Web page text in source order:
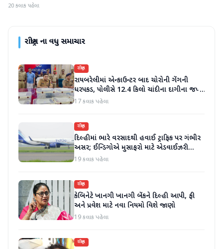
20 કલાક પહેલા
રાષ્ટ્રીયના વધુ સમાચાર
રાષ્ટ્રીય
રાયબરેલીમાં એન્કાઉન્ટર બાદ ચોરોની ગેંગની
ધરપકડ, પોલીસે 12.4 કિલો ચાંદીના દાગીના જપ્ત
કર્યા
17 કલાક પહેલા
રાષ્ટ્રીય
દિલ્હીમાં ભારે વરસાદથી હવાઈ ટ્રાફિક પર ગંભીર
અસર; ઈન્ડિગોએ મુસાફરો માટે એડવાઈઝરી
જાહેર કરી
19 કલાક પહેલા
રાષ્ટ્રીય
કેબિનેટે ખાનગી ખાનગી બેંકને દિલ્હી આપી, ફી
અને પ્રવેશ માટે નવા નિયમો વિશે જાણો
19 કલાક પહેલા
રાષ્ટ્રીય